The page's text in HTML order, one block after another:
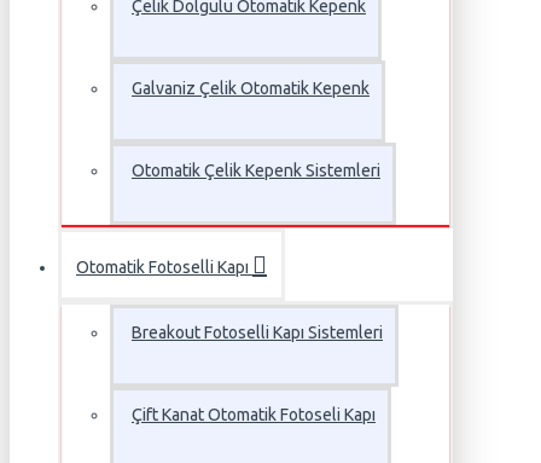
Çelik Dolgulu Otomatik Kepenk
Galvaniz Çelik Otomatik Kepenk
Otomatik Çelik Kepenk Sistemleri
Otomatik Fotoselli Kapı
Breakout Fotoselli Kapı Sistemleri
Çift Kanat Otomatik Fotoseli Kapı